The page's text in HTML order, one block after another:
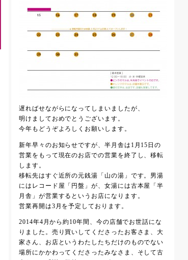
遅ればせながらになってしまいましたが、
明けましておめでとうございます。
今年もどうぞよろしくお願いします。
新年早々のお知らせですが、半月舎は1月15日の
営業をもって現在のお店での営業を終了し、移転
します。
移転先はすぐ近所の元銭湯「山の湯」です。男湯
にはレコード屋「円盤」が、女湯には古本屋「半
月舎」が営業するというお店になります。
営業再開は3月を予定しております。
2014年4月から約10年間、今の店舗でお世話にな
りました。売り買いしてくださったお客さま、大
家さん、お店というわたしたちだけのものでない
場所にかかわってくださったみなさま、そして古